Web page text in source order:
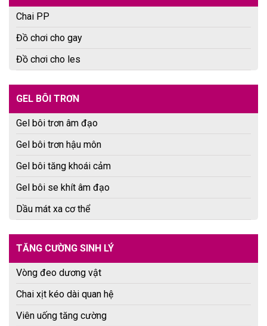
Chai PP
Đồ chơi cho gay
Đồ chơi cho les
GEL BÔI TRƠN
Gel bôi trơn âm đạo
Gel bôi trơn hậu môn
Gel bôi tăng khoái cảm
Gel bôi se khít âm đạo
Dầu mát xa cơ thể
TĂNG CƯỜNG SINH LÝ
Vòng đeo dương vật
Chai xịt kéo dài quan hệ
Viên uống tăng cường